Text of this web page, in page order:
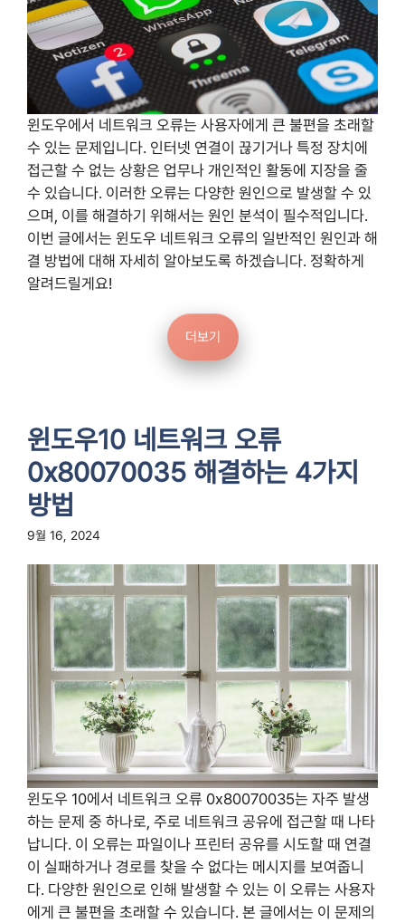
윈도우에서 네트워크 오류는 사용자에게 큰 불편을 초래할
수 있는 문제입니다. 인터넷 연결이 끊기거나 특정 장치에
접근할 수 없는 상황은 업무나 개인적인 활동에 지장을 줄
수 있습니다. 이러한 오류는 다양한 원인으로 발생할 수 있
으며, 이를 해결하기 위해서는 원인 분석이 필수적입니다.
이번 글에서는 윈도우 네트워크 오류의 일반적인 원인과 해
결 방법에 대해 자세히 알아보도록 하겠습니다. 정확하게
알려드릴게요!
더보기
윈도우10 네트워크 오류
0x80070035 해결하는 4가지
방법
9월 16, 2024
윈도우 10에서 네트워크 오류 0x80070035는 자주 발생
하는 문제 중 하나로, 주로 네트워크 공유에 접근할 때 나타
납니다. 이 오류는 파일이나 프린터 공유를 시도할 때 연결
이 실패하거나 경로를 찾을 수 없다는 메시지를 보여줍니
다. 다양한 원인으로 인해 발생할 수 있는 이 오류는 사용자
에게 큰 불편을 초래할 수 있습니다. 본 글에서는 이 문제의